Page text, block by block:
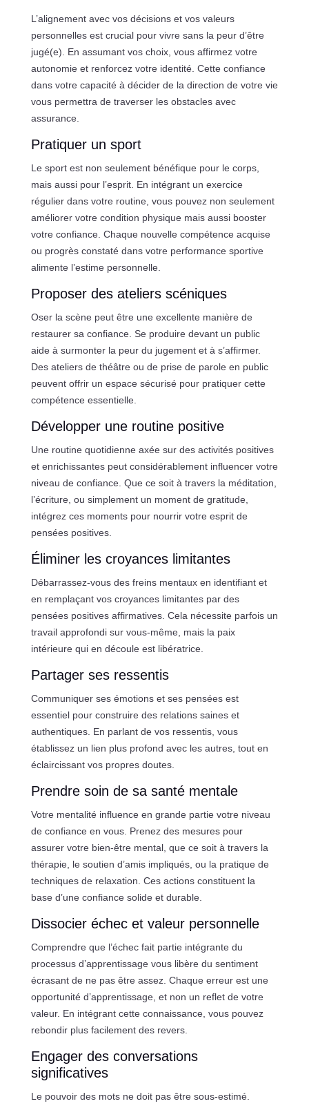
L’alignement avec vos décisions et vos valeurs
personnelles est crucial pour vivre sans la peur d’être
jugé(e). En assumant vos choix, vous affirmez votre
autonomie et renforcez votre identité. Cette confiance
dans votre capacité à décider de la direction de votre vie
vous permettra de traverser les obstacles avec
assurance.
Pratiquer un sport
Le sport est non seulement bénéfique pour le corps,
mais aussi pour l’esprit. En intégrant un exercice
régulier dans votre routine, vous pouvez non seulement
améliorer votre condition physique mais aussi booster
votre confiance. Chaque nouvelle compétence acquise
ou progrès constaté dans votre performance sportive
alimente l’estime personnelle.
Proposer des ateliers scéniques
Oser la scène peut être une excellente manière de
restaurer sa confiance. Se produire devant un public
aide à surmonter la peur du jugement et à s’affirmer.
Des ateliers de théâtre ou de prise de parole en public
peuvent offrir un espace sécurisé pour pratiquer cette
compétence essentielle.
Développer une routine positive
Une routine quotidienne axée sur des activités positives
et enrichissantes peut considérablement influencer votre
niveau de confiance. Que ce soit à travers la méditation,
l’écriture, ou simplement un moment de gratitude,
intégrez ces moments pour nourrir votre esprit de
pensées positives.
Éliminer les croyances limitantes
Débarrassez-vous des freins mentaux en identifiant et
en remplaçant vos croyances limitantes par des
pensées positives affirmatives. Cela nécessite parfois un
travail approfondi sur vous-même, mais la paix
intérieure qui en découle est libératrice.
Partager ses ressentis
Communiquer ses émotions et ses pensées est
essentiel pour construire des relations saines et
authentiques. En parlant de vos ressentis, vous
établissez un lien plus profond avec les autres, tout en
éclaircissant vos propres doutes.
Prendre soin de sa santé mentale
Votre mentalité influence en grande partie votre niveau
de confiance en vous. Prenez des mesures pour
assurer votre bien-être mental, que ce soit à travers la
thérapie, le soutien d’amis impliqués, ou la pratique de
techniques de relaxation. Ces actions constituent la
base d’une confiance solide et durable.
Dissocier échec et valeur personnelle
Comprendre que l’échec fait partie intégrante du
processus d’apprentissage vous libère du sentiment
écrasant de ne pas être assez. Chaque erreur est une
opportunité d’apprentissage, et non un reflet de votre
valeur. En intégrant cette connaissance, vous pouvez
rebondir plus facilement des revers.
Engager des conversations
significatives
Le pouvoir des mots ne doit pas être sous-estimé.